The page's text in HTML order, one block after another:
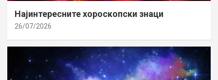
Најинтересните хороскопски знаци
26/07/2026